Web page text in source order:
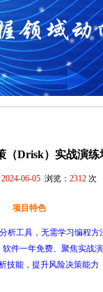
（Drisk）实战演
2024-06-05浏览： 2312次
项目特色
析工具，无需学习编程方
软件一年免费、聚焦实战
技能，提升风险决策能力